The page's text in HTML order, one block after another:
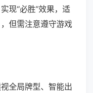
现“必胜”效果，适
但需注意遵守游戏
全局牌型、智能出